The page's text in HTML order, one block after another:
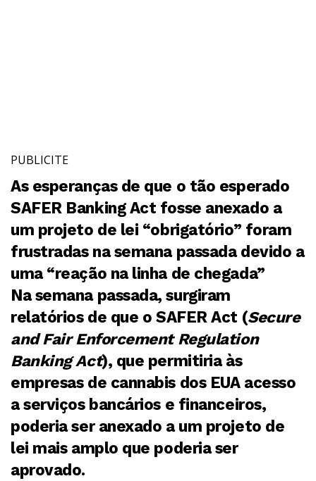
PUBLICITE
As esperanças de que o tão esperado
SAFER Banking Act fosse anexado a
um projeto de lei “obrigatório” foram
frustradas na semana passada devido a
uma “reação na linha de chegada”
Na semana passada, surgiram
relatórios de que o SAFER Act (Secure
and Fair Enforcement Regulation
Banking Act), que permitiria às
empresas de cannabis dos EUA acesso
a serviços bancários e financeiros,
poderia ser anexado a um projeto de
lei mais amplo que poderia ser
aprovado.